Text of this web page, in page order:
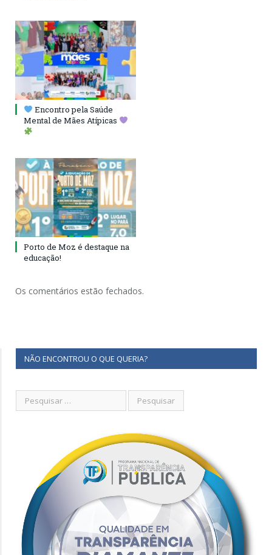
Encontro pela Saúde
Mental de Mães Atípicas
Porto de Moz é destaque na
educação!
Os comentários estão fechados.
NÃO ENCONTROU O QUE QUERIA?